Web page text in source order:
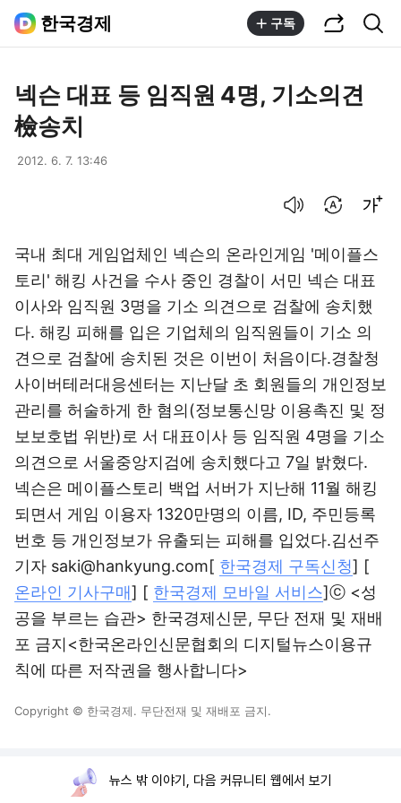
한국경제 구독
넥슨 대표 등 임직원 4명, 기소의견
檢송치
2012. 6. 7. 13:46
국내 최대 게임업체인 넥슨의 온라인게임 '메이플스
토리' 해킹 사건을 수사 중인 경찰이 서민 넥슨 대표
이사와 임직원 3명을 기소 의견으로 검찰에 송치했
다. 해킹 피해를 입은 기업체의 임직원들이 기소 의
견으로 검찰에 송치된 것은 이번이 처음이다.경찰청
사이버테러대응센터는 지난달 초 회원들의 개인정보
관리를 허술하게 한 혐의(정보통신망 이용촉진 및 정
보보호법 위반)로 서 대표이사 등 임직원 4명을 기소
의견으로 서울중앙지검에 송치했다고 7일 밝혔다.
넥슨은 메이플스토리 백업 서버가 지난해 11월 해킹
되면서 게임 이용자 1320만명의 이름, ID, 주민등록
번호 등 개인정보가 유출되는 피해를 입었다.김선주
기자 saki@hankyung.com[ 한국경제 구독신청] [
온라인 기사구매] [ 한국경제 모바일 서비스]ⓒ <성
공을 부르는 습관> 한국경제신문, 무단 전재 및 재배
포 금지<한국온라인신문협회의 디지털뉴스이용규
칙에 따른 저작권을 행사합니다>
Copyright © 한국경제. 무단전재 및 재배포 금지.
뉴스 밖 이야기, 다음 커뮤니티 웹에서 보기